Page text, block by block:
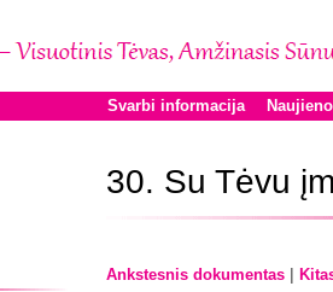
Svarbi informacija
30. Su Tėvu
Ankstesnis dokumentas |